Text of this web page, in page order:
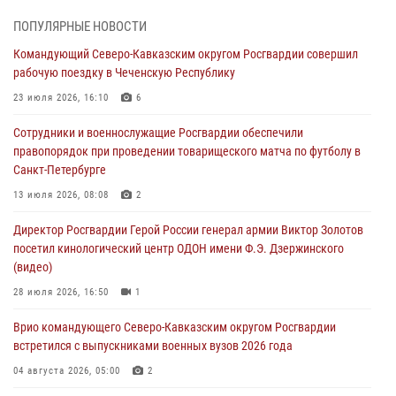
В Удмуртии при силовой поддержке спецназа Росгвардии
оздоровительных услуг (видео)
05 августа 2026, 13:20
посетили мастер-класс по художественной гимнастике
05 августа 2026, 13:00 3
Офицеры Росгвардии и ветераны войск правопорядка почтили
05 августа 2026, 12:40
Росгвардейцы приняли участие в акции «Волна памяти»,
посвящённой 83‑й годовщине освобождения Белгорода от
05 августа 2026, 12:13 1
ПОПУЛЯРНЫЕ НОВОСТИ
Командующий Северо-Кавказским округом Росгвардии совершил
рабочую поездку в Чеченскую Республику
23 июля 2026, 16:10 6
Сотрудники и военнослужащие Росгвардии обеспечили
правопорядок при проведении товарищеского матча по футболу в
Санкт-Петербурге
13 июля 2026, 08:08 2
Директор Росгвардии Герой России генерал армии Виктор Золотов
посетил кинологический центр ОДОН имени Ф.Э. Дзержинского
(видео)
28 июля 2026, 16:50 1
Врио командующего Северо-Кавказским округом Росгвардии
встретился с выпускниками военных вузов 2026 года
04 августа 2026, 05:00 2